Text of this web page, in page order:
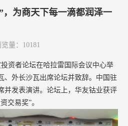
，为商天下每一滴都润泽一
览量：10181
资者论坛在哈拉雷国际会议中心举
、外长沙瓦出席论坛并致辞。中国驻
并发表演讲。论坛上，华友钴业获评
交易奖”。